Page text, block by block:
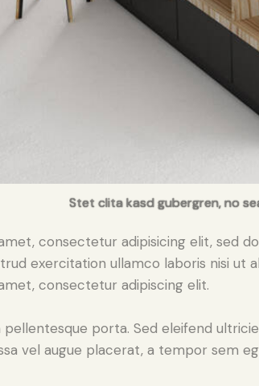
Stet clita kasd gubergren, no
consectetur adipisicing elit, sed
exercitation ullamco laboris nisi
consectetur adipiscing elit.
porta. Sed eleifend
vel augue placerat, a tempor sem